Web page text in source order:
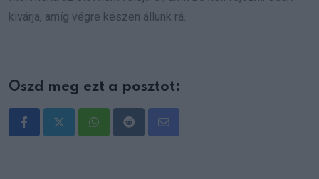
kivárja, amíg végre készen állunk rá.
Oszd meg ezt a posztot:
WhatsappRedditShare